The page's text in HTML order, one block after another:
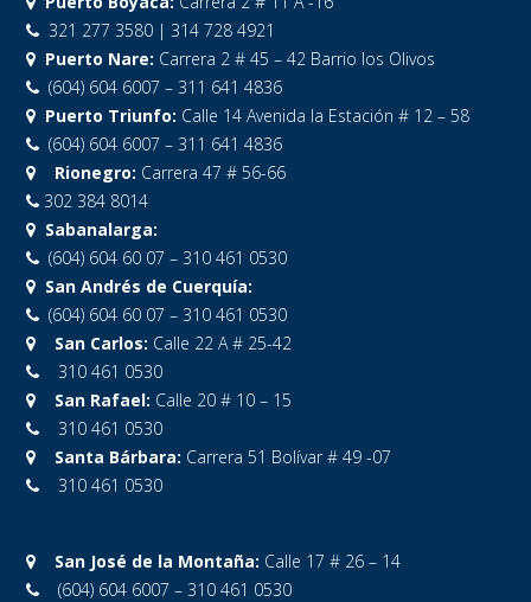
321 277 3580 | 314 728 4921
Puerto Nare: Carrera 2 # 45 – 42 Barrio los Olivos
(604) 604 6007 – 311 641 4836
Puerto Triunfo: Calle 14 Avenida la Estación # 12 – 58
(604) 604 6007 – 311 641 4836
Rionegro: Carrera 47 # 56-66
302 384 8014
Sabanalarga:
(604) 604 60 07 – 310 461 0530
San Andrés de Cuerquía:
(604) 604 60 07 – 310 461 0530
San Carlos: Calle 22 A # 25-42
310 461 0530
San Rafael: Calle 20 # 10 – 15
310 461 0530
Santa Bárbara: Carrera 51 Bolívar # 49 -07
310 461 0530
San José de la Montaña: Calle 17 # 26 – 14
(604) 604 6007 – 310 461 0530